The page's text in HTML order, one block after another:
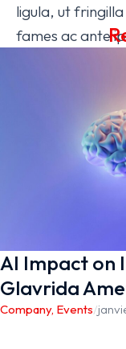
ligula, ut
fames ac ante
sagittis vel
neque non
Donec quis
tempus justo at
Visit Official
AI Impact on
Glavrida
Company, Events/